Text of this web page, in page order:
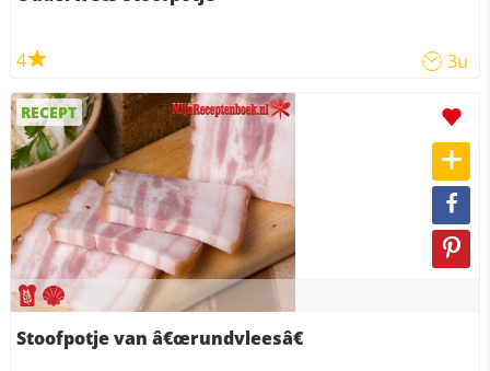
4 3u
RECEPT
Stoofpotje van â€œrundvleesâ€